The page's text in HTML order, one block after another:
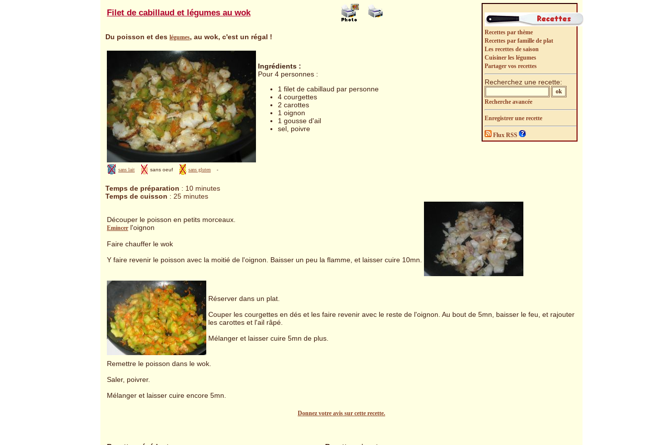
Recettes par thème
Recettes par famille de plat
Les recettes de saison
Cuisiner les légumes
Partager vos recettes
Recherchez une recette:
Recherche avancée
Enregistrer une recette
Flux RSS
Filet de cabillaud et légumes au wok
Du poisson et des légumes, au wok, c'est un régal !
sans lait sans oeuf sans gluten -
Ingrédients :
Pour 4 personnes :
1 filet de cabillaud par personne
4 courgettes
2 carottes
1 oignon
1 gousse d'ail
sel, poivre
Temps de préparation : 10 minutes
Temps de cuisson : 25 minutes
Découper le poisson en petits morceaux.
Emincer l'oignon
Faire chauffer le wok
Y faire revenir le poisson avec la moitié de l'oignon. Baisser un peu la flamme, et laisser cuire 10mn.
Réserver dans un plat.
Couper les courgettes en dés et les faire revenir avec le reste de l'oignon. Au bout de 5mn, baisser le feu, et rajouter
les carottes et l'ail râpé.
Mélanger et laisser cuire 5mn de plus.
Remettre le poisson dans le wok.
Saler, poivrer.
Mélanger et laisser cuire encore 5mn.
Donnez votre avis sur cette recette.